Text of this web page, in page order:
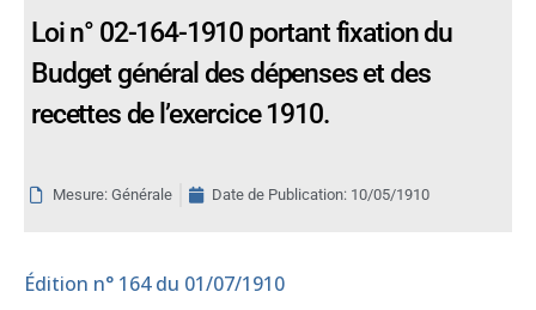
Loi n° 02-164-1910 portant fixation du
Budget général des dépenses et des
recettes de l’exercice 1910.
Mesure: Générale Date de Publication: 10/05/1910
Édition n° 164 du 01/07/1910